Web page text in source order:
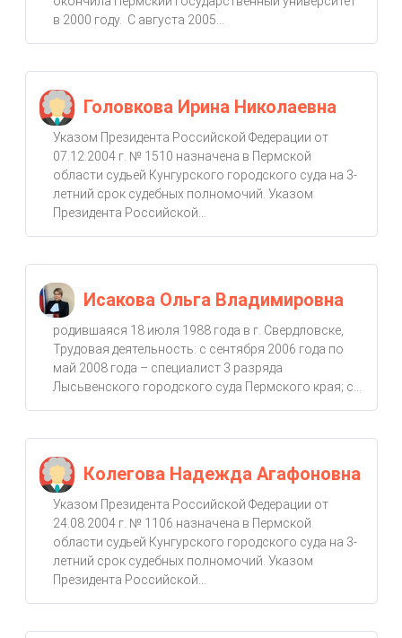
в 2000 году. С августа 2005...
Головкова Ирина Николаевна
Указом Президента Российской Федерации от
07.12.2004 г. № 1510 назначена в Пермской
области судьей Кунгурского городского суда на 3-
летний срок судебных полномочий. Указом
Президента Российской...
Исакова Ольга Владимировна
родившаяся 18 июля 1988 года в г. Свердловске,
Трудовая деятельность: с сентября 2006 года по
май 2008 года – специалист 3 разряда
Лысьвенского городского суда Пермского края; с...
Колегова Надежда Агафоновна
Указом Президента Российской Федерации от
24.08.2004 г. № 1106 назначена в Пермской
области судьей Кунгурского городского суда на 3-
летний срок судебных полномочий. Указом
Президента Российской...